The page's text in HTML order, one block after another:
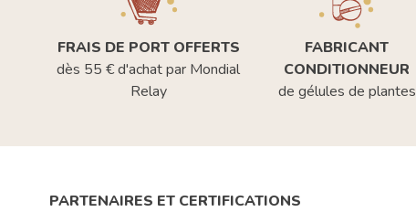
FRAIS DE PORT OFFERTS
dès 55 € d'achat par Mondial
Relay
FABRICANT
CONDITIONNEUR
de gélules de plantes
PARTENAIRES ET CERTIFICATIONS